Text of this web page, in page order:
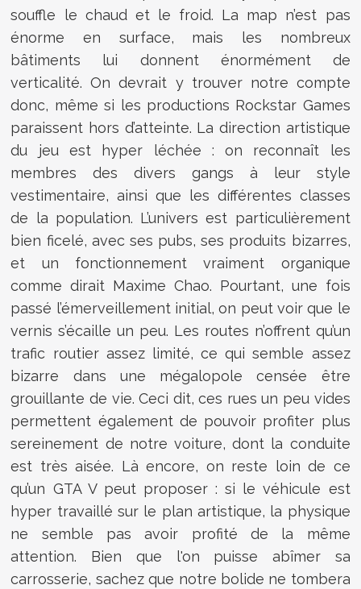
souffle le chaud et le froid. La map n’est pas
énorme en surface, mais les nombreux
bâtiments lui donnent énormément de
verticalité. On devrait y trouver notre compte
donc, même si les productions Rockstar Games
paraissent hors d’atteinte. La direction artistique
du jeu est hyper léchée : on reconnaît les
membres des divers gangs à leur style
vestimentaire, ainsi que les différentes classes
de la population. L’univers est particulièrement
bien ficelé, avec ses pubs, ses produits bizarres,
et un fonctionnement vraiment organique
comme dirait Maxime Chao. Pourtant, une fois
passé l’émerveillement initial, on peut voir que le
vernis s’écaille un peu. Les routes n’offrent qu’un
trafic routier assez limité, ce qui semble assez
bizarre dans une mégalopole censée être
grouillante de vie. Ceci dit, ces rues un peu vides
permettent également de pouvoir profiter plus
sereinement de notre voiture, dont la conduite
est très aisée. Là encore, on reste loin de ce
qu’un GTA V peut proposer : si le véhicule est
hyper travaillé sur le plan artistique, la physique
ne semble pas avoir profité de la même
attention. Bien que l'on puisse abîmer sa
carrosserie, sachez que notre bolide ne tombera